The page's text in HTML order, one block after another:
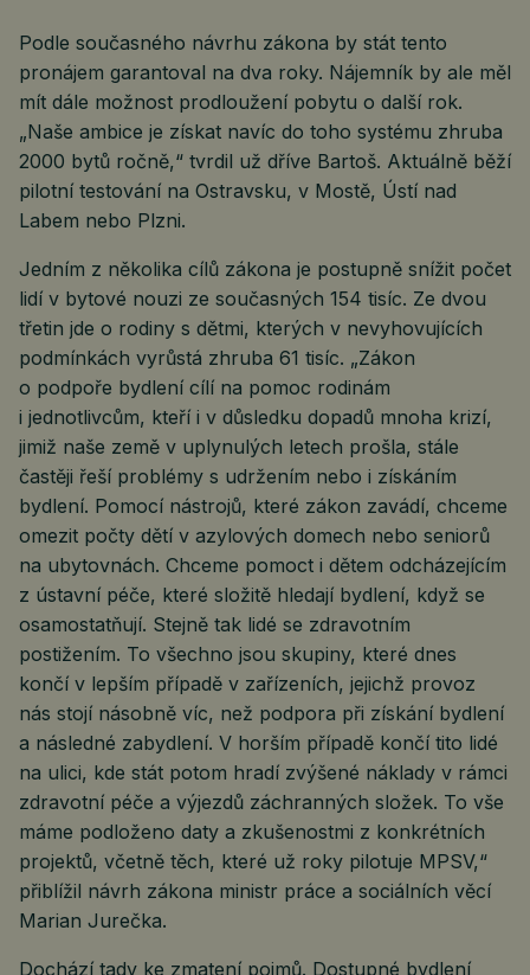
Podle současného návrhu zákona by stát tento
pronájem garantoval na dva roky. Nájemník by ale měl
mít dále možnost prodloužení pobytu o další rok.
„Naše ambice je získat navíc do toho systému zhruba
2000 bytů ročně,“ tvrdil už dříve Bartoš. Aktuálně běží
pilotní testování na Ostravsku, v Mostě, Ústí nad
Labem nebo Plzni.
Jedním z několika cílů zákona je postupně snížit počet
lidí v bytové nouzi ze současných 154 tisíc. Ze dvou
třetin jde o rodiny s dětmi, kterých v nevyhovujících
podmínkách vyrůstá zhruba 61 tisíc. „Zákon
o podpoře bydlení cílí na pomoc rodinám
i jednotlivcům, kteří i v důsledku dopadů mnoha krizí,
jimiž naše země v uplynulých letech prošla, stále
častěji řeší problémy s udržením nebo i získáním
bydlení. Pomocí nástrojů, které zákon zavádí, chceme
omezit počty dětí v azylových domech nebo seniorů
na ubytovnách. Chceme pomoct i dětem odcházejícím
z ústavní péče, které složitě hledají bydlení, když se
osamostatňují. Stejně tak lidé se zdravotním
postižením. To všechno jsou skupiny, které dnes
končí v lepším případě v zařízeních, jejichž provoz
nás stojí násobně víc, než podpora při získání bydlení
a následné zabydlení. V horším případě končí tito lidé
na ulici, kde stát potom hradí zvýšené náklady v rámci
zdravotní péče a výjezdů záchranných složek. To vše
máme podloženo daty a zkušenostmi z konkrétních
projektů, včetně těch, které už roky pilotuje MPSV,“
přiblížil návrh zákona ministr práce a sociálních věcí
Marian Jurečka.
Dochází tady ke zmatení pojmů. Dostupné bydlení